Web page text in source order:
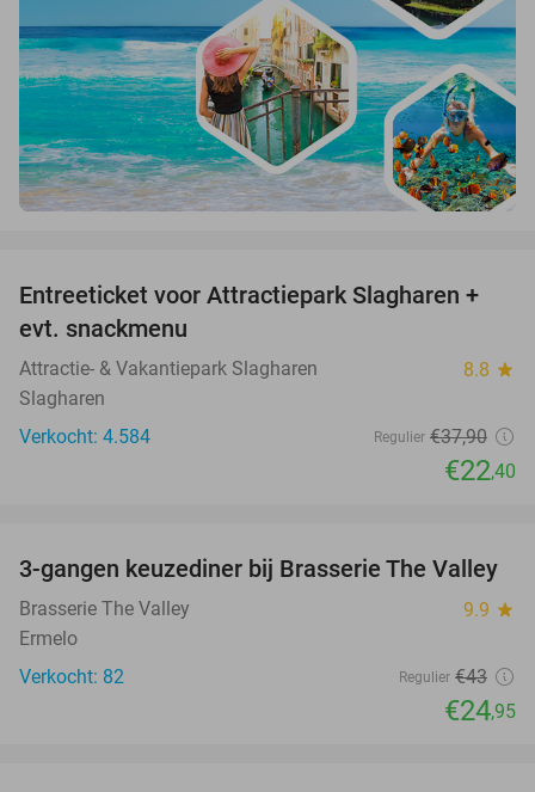
41%
Entreeticket voor Attractiepark Slagharen +
evt. snackmenu
Attractie- & Vakantiepark Slagharen 8.8 star
Slagharen
Verkocht: 4.584
Regulier €37,90
€22,40
42%
3-gangen keuzediner bij Brasserie The Valley
Brasserie The Valley 9.9 star
Ermelo
Verkocht: 82
Regulier €43
€24,95